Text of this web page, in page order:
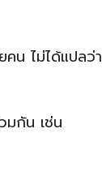
คน ไม่ได้แปลว่า
มกัน เช่น